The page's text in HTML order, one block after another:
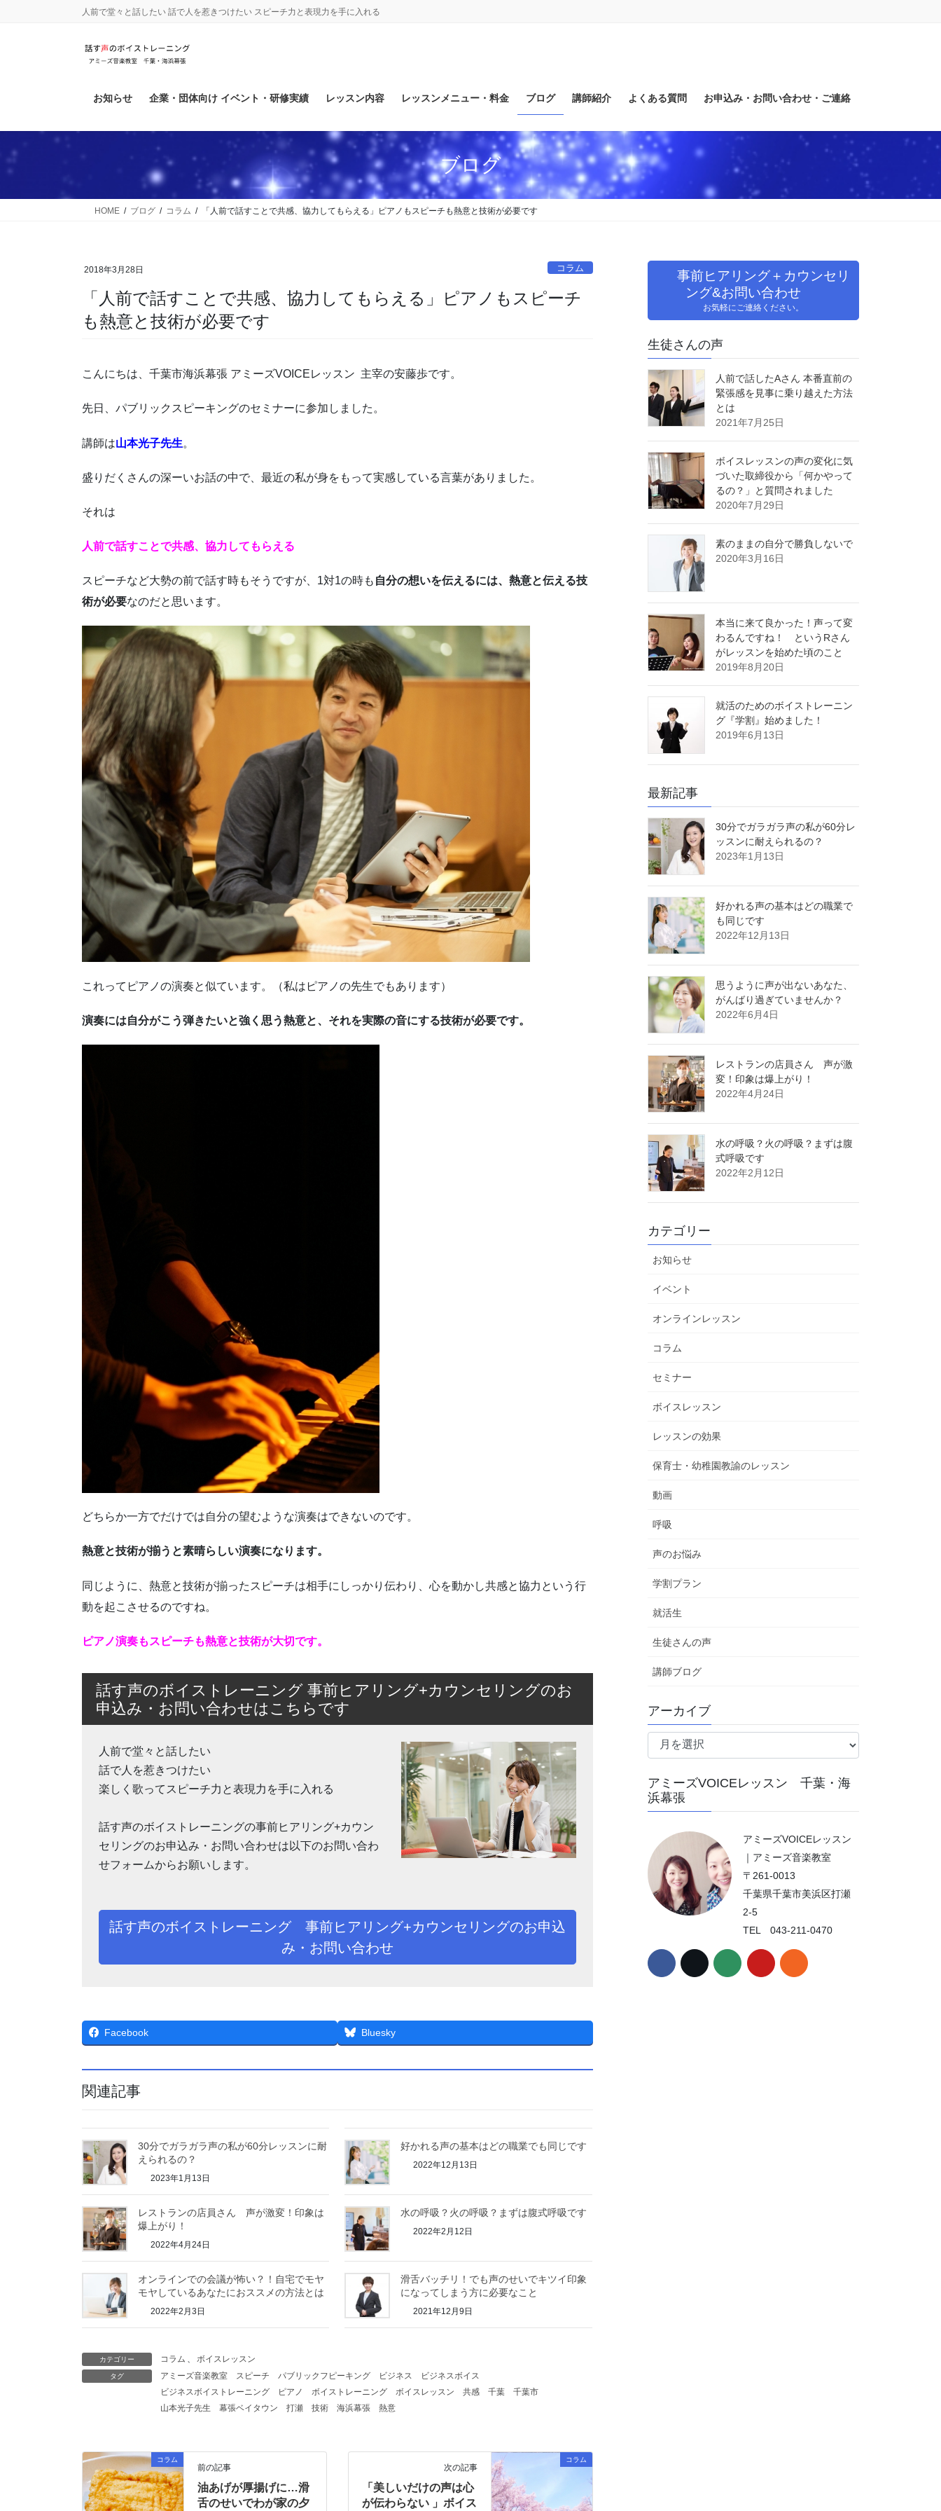
動
人前で堂々と話したい 話で人を惹きつけたい スピーチ力と表現力を手に入れる
お知らせ 企業・団体向け イベント・研修実績 レッスン内容 レッスンメニュー・料金 ブログ 講師紹介 よくある質問 お申込み・お問い合わせ・ご連絡
ブログ
HOME ブログ コラム 「人前で話すことで共感、協力してもらえる」ピアノもスピーチも熱意と技術が必要です
2018年3月28日 コラム
「人前で話すことで共感、協力してもらえる」ピアノもスピーチ
も熱意と技術が必要です
こんにちは、千葉市海浜幕張 アミーズVOICEレッスン 主宰の安藤歩です。
先日、パブリックスピーキングのセミナーに参加しました。
講師は山本光子先生。
盛りだくさんの深ーいお話の中で、最近の私が身をもって実感している言葉がありました。
それは
人前で話すことで共感、協力してもらえる
スピーチなど大勢の前で話す時もそうですが、1対1の時も 自分の想いを伝えるには、熱意と伝える技
術が必要なのだと思います。
これってピアノの演奏と似ています。（私はピアノの先生でもあります）
演奏には自分がこう弾きたいと強く思う熱意と、それを実際の音にする技術が必要です。
どちらか一方でだけでは自分の望むような演奏はできないのです。
熱意と技術が揃うと素晴らしい演奏になります。
同じように、熱意と技術が揃ったスピーチは相手にしっかり伝わり、心を動かし共感と協力という行
動を起こさせるのですね。
ピアノ演奏もスピーチも熱意と技術が大切です。
話す声のボイストレーニング 事前ヒアリング+カウンセリングのお
申込み・お問い合わせはこちらです
人前で堂々と話したい
話で人を惹きつけたい
楽しく歌ってスピーチ力と表現力を手に入れる
話す声のボイストレーニングの事前ヒアリング+カウン
セリングのお申込み・お問い合わせは以下のお問い合わ
せフォームからお願いします。
話す声のボイストレーニング 事前ヒアリング+カウンセリングのお申込
み・お問い合わせ
Facebook Bluesky
関連記事
30分でガラガラ声の私が60分レッスンに耐
えられるの？
2023年1月13日
好かれる声の基本はどの職業でも同じです
2022年12月13日
レストランの店員さん 声が激変！印象は
爆上がり！
2022年4月24日
水の呼吸？火の呼吸？まずは腹式呼吸です
2022年2月12日
オンラインでの会議が怖い？！自宅でモヤ
モヤしているあなたにおススメの方法とは
2022年2月3日
滑舌バッチリ！でも声のせいでキツイ印象
になってしまう方に必要なこと
2021年12月9日
カテゴリー コラム 、 ボイスレッスン
タグ アミーズ音楽教室 スピーチ パブリックフピーキング ビジネス
ビジネスボイス
ビジネスボイストレーニング
ピアノ ボイストレーニング ボイスレッスン 共感 千葉
千葉市
山本光子先生
幕張ベイタウン 打瀬 技術 海浜幕張 熱意
コラム
前の記事
油あげが厚揚げに…滑
舌のせいでわが家の夕
コラム
次の記事
「美しいだけの声は心
が伝わらない 」ボイス
事前ヒアリング＋カウンセリ
ング&お問い合わせ
お気軽にご連絡ください。
生徒さんの声
人前で話したAさん 本番直前の
緊張感を見事に乗り越えた方法
とは
2021年7月25日
ボイスレッスンの声の変化に気
づいた取締役から「何かやって
るの？」と質問されました
2020年7月29日
素のままの自分で勝負しないで
2020年3月16日
本当に来て良かった！声って変
わるんですね！ というRさん
がレッスンを始めた頃のこと
2019年8月20日
就活のためのボイストレーニン
グ『学割』始めました！
2019年6月13日
最新記事
30分でガラガラ声の私が60分レ
ッスンに耐えられるの？
2023年1月13日
好かれる声の基本はどの職業で
も同じです
2022年12月13日
思うように声が出ないあなた、
がんばり過ぎていませんか？
2022年6月4日
レストランの店員さん 声が激
変！印象は爆上がり！
2022年4月24日
水の呼吸？火の呼吸？まずは腹
式呼吸です
2022年2月12日
カテゴリー
お知らせ
イベント
オンラインレッスン
コラム
セミナー
ボイスレッスン
レッスンの効果
保育士・幼稚園教諭のレッスン
動画
呼吸
声のお悩み
学割プラン
就活生
生徒さんの声
講師ブログ
アーカイブ
ア
イ
ブ
アミーズVOICEレッスン 千葉・海
浜幕張
アミーズVOICEレッスン
｜アミーズ音楽教室
〒261-0013
千葉県千葉市美浜区打瀬
2-5
TEL 043-211-0470